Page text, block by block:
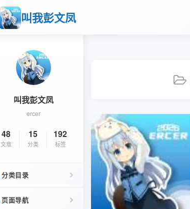
叫我彭文凤
叫我彭文凤
ercer
48
文章
15
分类
192
标签
分类目录
杂语
页面导航